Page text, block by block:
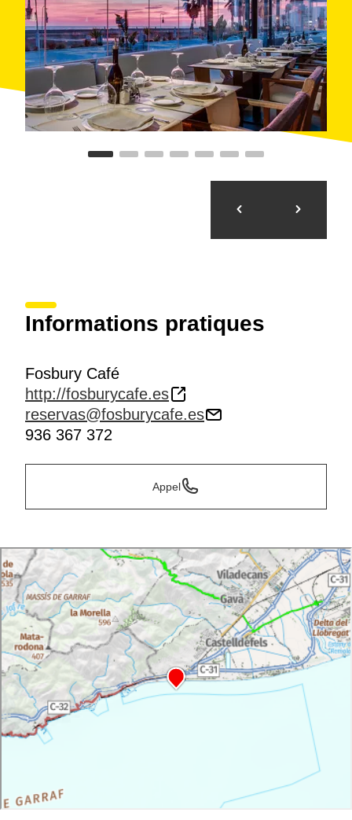
Informations pratiques
Fosbury Café
http://fosburycafe.es
reservas@fosburycafe.es
936 367 372
Appel